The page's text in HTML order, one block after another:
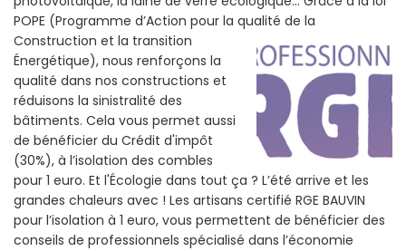
POPE (Programme d’Action pour la qualité de la
Construction et la transition
Énergétique), nous renforçons la
qualité dans nos constructions et
réduisons la sinistralité des
bâtiments. Cela vous permet aussi
de bénéficier du Crédit d'impôt
(30%), à l’isolation des combles
pour 1 euro. Et l'Écologie dans tout ça ? L’été arrive et les
grandes chaleurs avec ! Les artisans certifié RGE BAUVIN
pour l’isolation à 1 euro, vous permettent de bénéficier des
conseils de professionnels spécialisé dans l’économie